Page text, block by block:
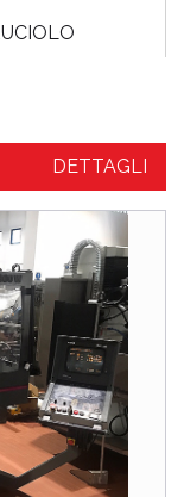
DETTAGLI